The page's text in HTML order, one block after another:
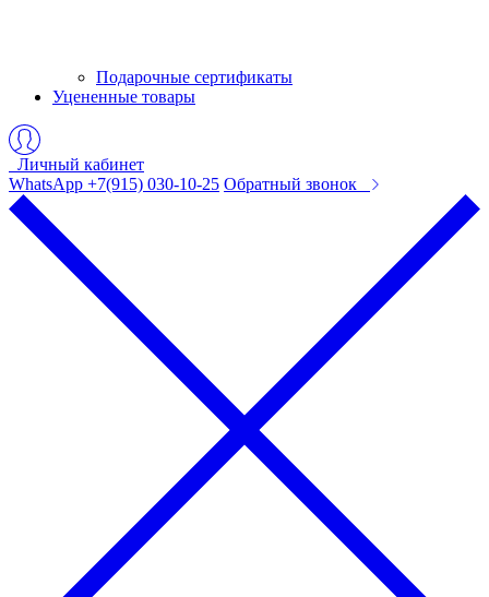
Подарочные сертификаты
Уцененные товары
Личный кабинет
WhatsApp +7(915) 030-10-25 Обратный звонок